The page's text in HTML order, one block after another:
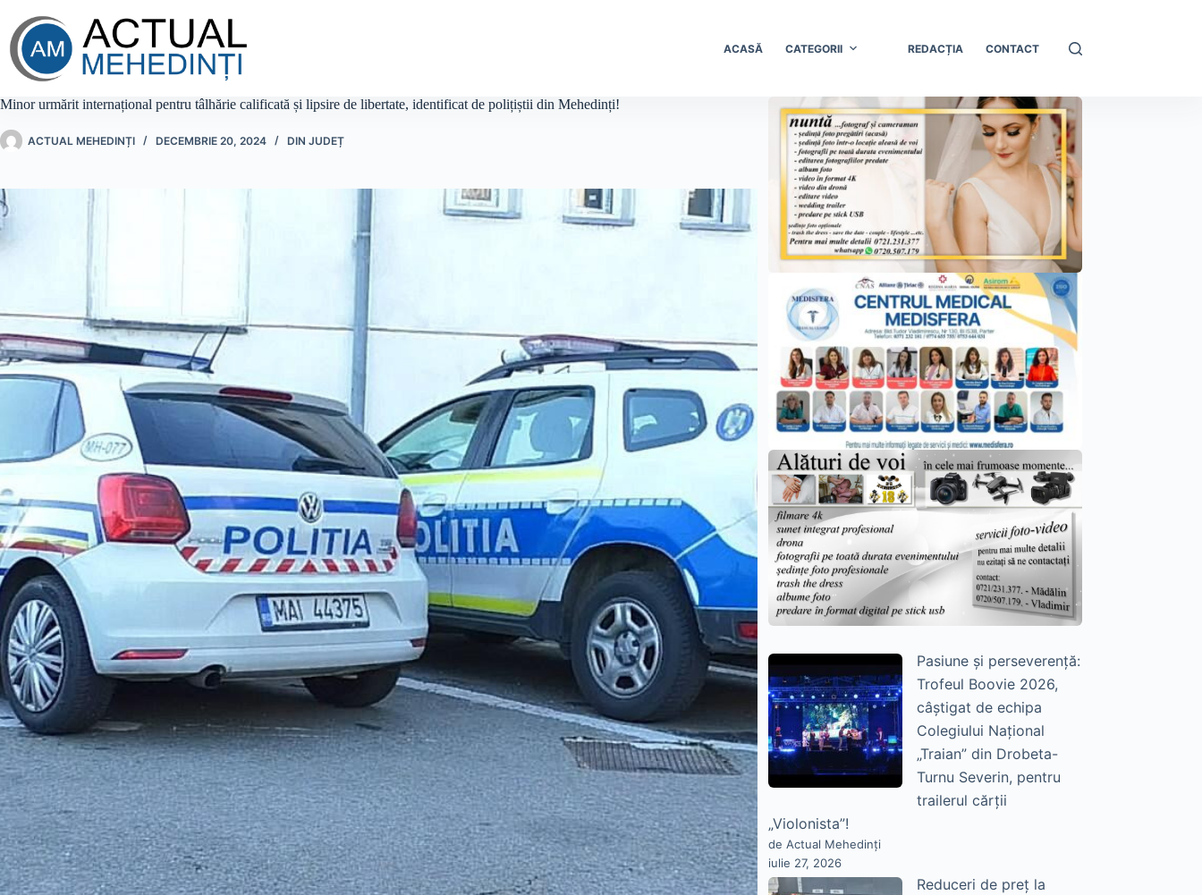
conținut
ACASĂ CATEGORII REDACȚIA CONTACT
Minor urmărit internațional pentru tâlhărie calificată și lipsire de libertate, identificat de polițiștii din Mehedinți!
ACTUAL MEHEDINȚI DECEMBRIE 20, 2024 DIN JUDEȚ
Pasiune și perseverență:
Trofeul Boovie 2026,
câștigat de echipa
Colegiului Național
„Traian” din Drobeta-
Turnu Severin, pentru
trailerul cărții
„Violonista”!
de Actual Mehedinți
iulie 27, 2026
Reduceri de preț la